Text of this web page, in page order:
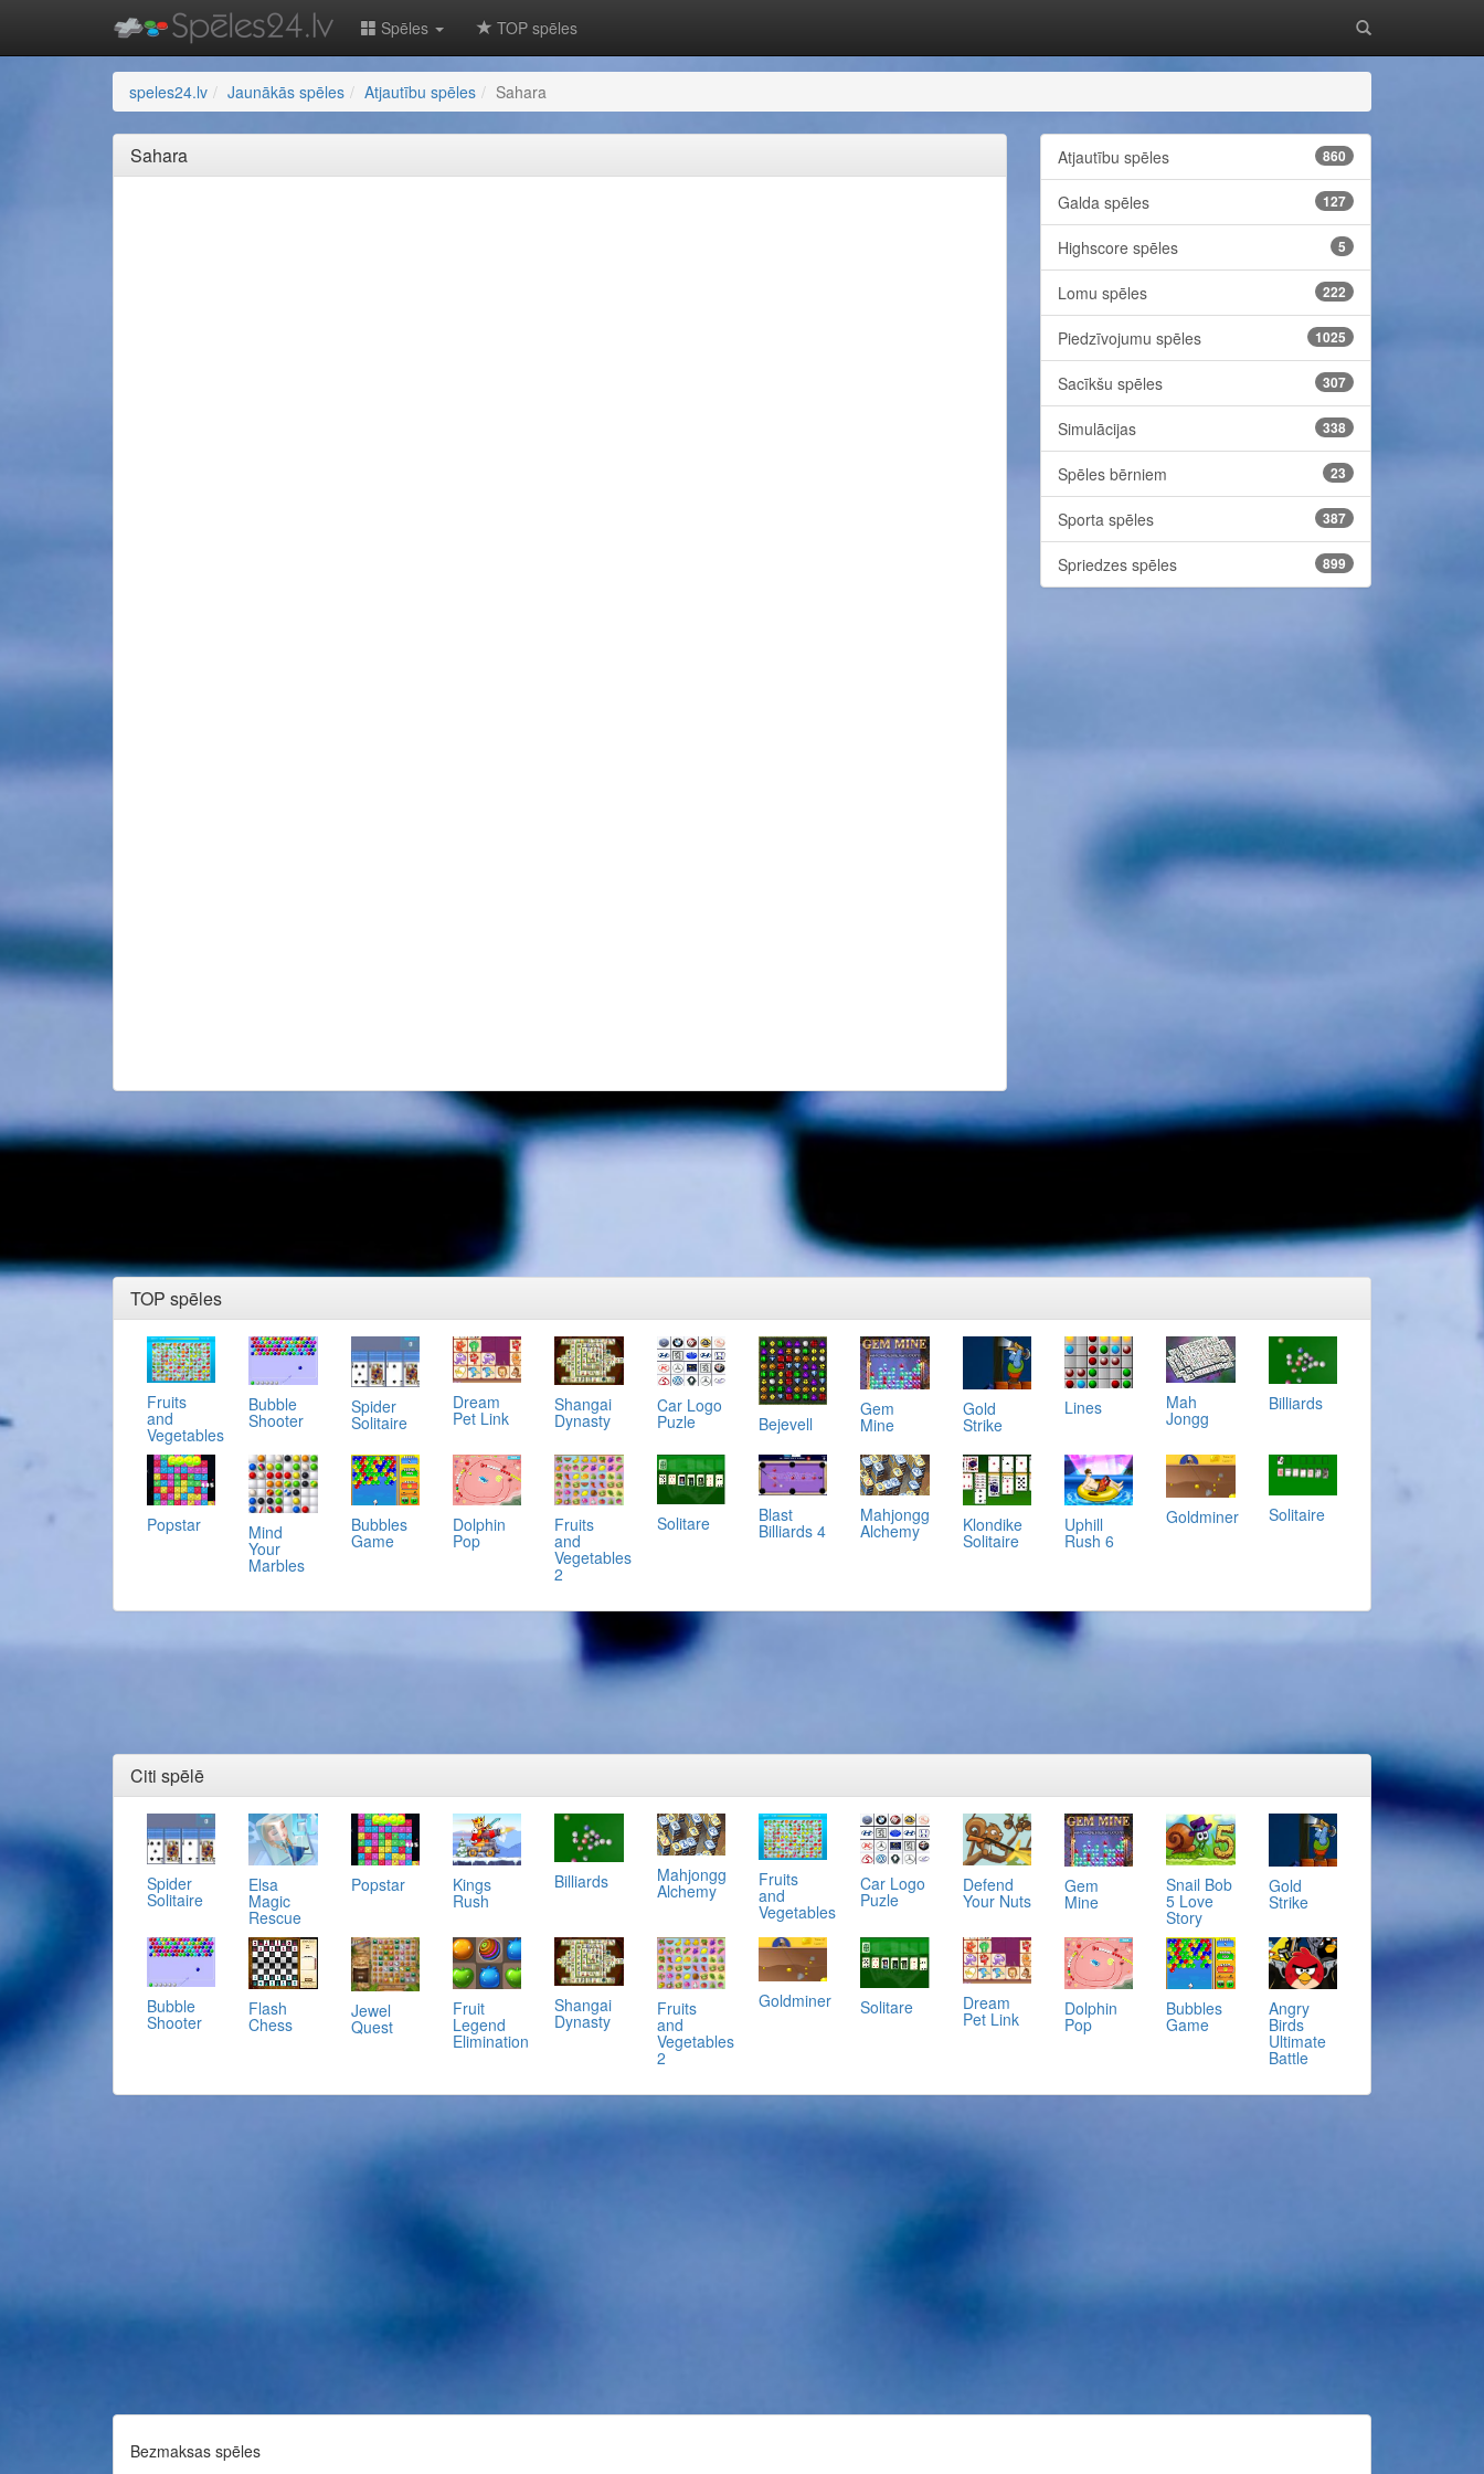
Spēles TOP spēles
speles24.lv Jaunākās spēles Atjautību spēles Sahara
Sahara Atjautību spēles 860
Galda spēles 127
Highscore spēles 5
Lomu spēles 222
Piedzīvojumu spēles 1025
Sacīkšu spēles 307
Simulācijas 338
Spēles bērniem 23
Sporta spēles 387
Spriedzes spēles 899
TOP spēles
Fruits
and
Vegetables
Bubble
Shooter
Spider
Solitaire
Dream
Pet Link
Shangai
Dynasty
Car Logo
Puzle Bejevell
Gem
Mine
Gold
Strike
Lines Mah
Jongg
Billiards
Popstar Mind
Your
Marbles
Bubbles
Game
Dolphin
Pop
Fruits
and
Vegetables
2
Solitare Blast
Billiards 4
Mahjongg
Alchemy Klondike
Solitaire
Uphill
Rush 6
Goldminer Solitaire
Citi spēlē
Spider
Solitaire
Elsa
Magic
Rescue
Popstar Kings
Rush
Billiards Mahjongg
Alchemy
Fruits
and
Vegetables
Car Logo
Puzle
Defend
Your Nuts
Gem
Mine
Snail Bob
5 Love
Story
Gold
Strike
Bubble
Shooter
Flash
Chess
Jewel
Quest
Fruit
Legend
Elimination
Shangai
Dynasty
Fruits
and
Vegetables
2
Goldminer Solitare Dream
Pet Link Dolphin
Pop
Bubbles
Game
Angry
Birds
Ultimate
Battle
Bezmaksas spēles